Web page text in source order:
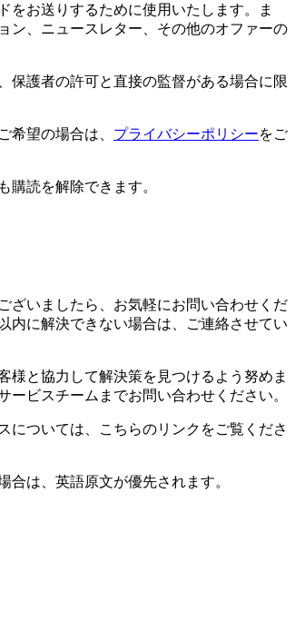
をお送りするために使用いたします。ま
ン、ニュースレター、その他のオファーの
保護者の許可と直接の監督がある場合に限
希望の場合は、 プライバシーポリシーをご
読を解除できます。
ざいましたら、お気軽にお問い合わせくだ
内に解決できない場合は、ご連絡させてい
様と協力して解決策を見つけるよう努めま
ービスチームまでお問い合わせください。
については、こちらのリンクをご覧くださ
は、英語原文が優先されます。